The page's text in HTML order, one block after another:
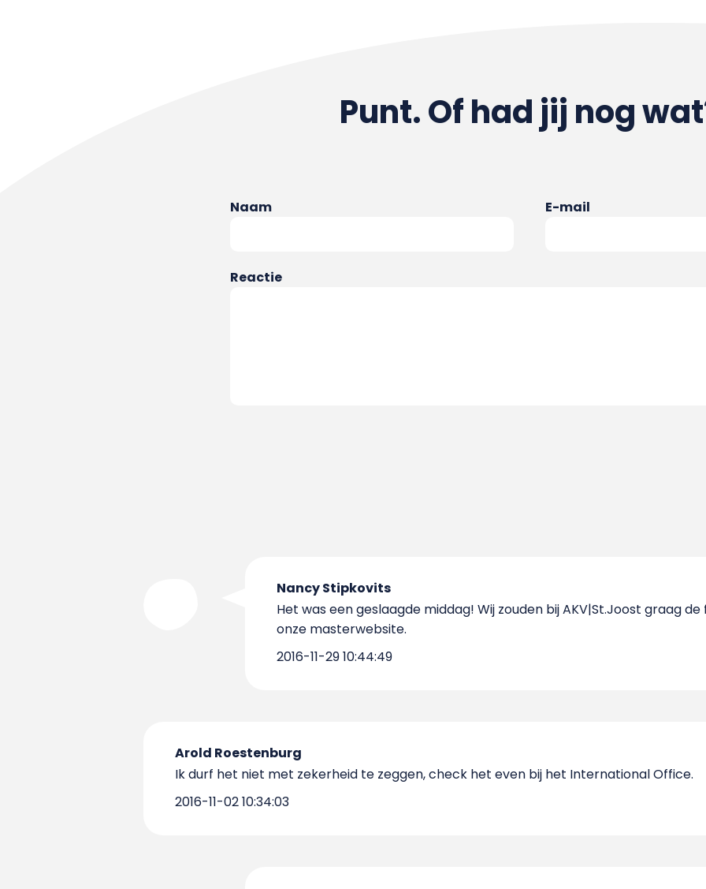
Punt. Of had jij nog
Naam E-mail
Reactie
Nancy Stipkovits
Het was een geslaagde middag! Wij zouden bij AKV|St.Joost graag
onze masterwebsite.
2016-11-29 10:44:49
Arold Roestenburg
Ik durf het niet met zekerheid te zeggen, check het even bij het International Office.
2016-11-02 10:34:03